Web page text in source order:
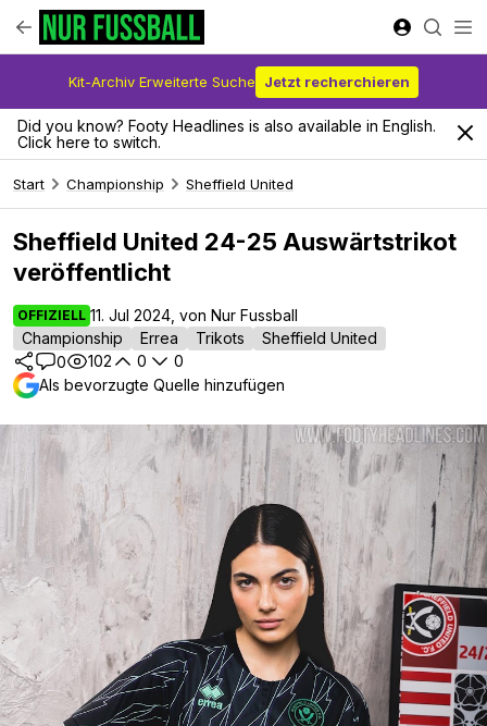
Kit-Archiv Erweiterte Suche Jetzt recherchieren
Did you know? Footy Headlines is also available in English.
Click here to switch.
Start Championship Sheffield United
Sheffield United 24-25 Auswärtstrikot
veröffentlicht
OFFIZIELL 11. Jul 2024, von Nur Fussball
Championship
Errea Trikots
Sheffield United
0
102 0
0
Als bevorzugte Quelle hinzufügen